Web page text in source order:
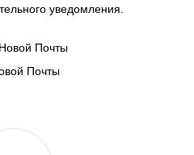
уведомления.
Почты
Почты